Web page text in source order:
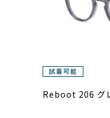
Reboot 206 グ